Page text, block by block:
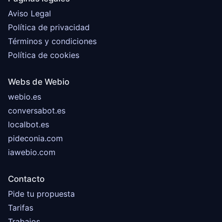
Aviso Legal
Política de privacidad
Términos y condiciones
Política de cookies
Webs de Webio
webio.es
conversabot.es
localbot.es
pideconia.com
iawebio.com
Contacto
Pide tu propuesta
Tarifas